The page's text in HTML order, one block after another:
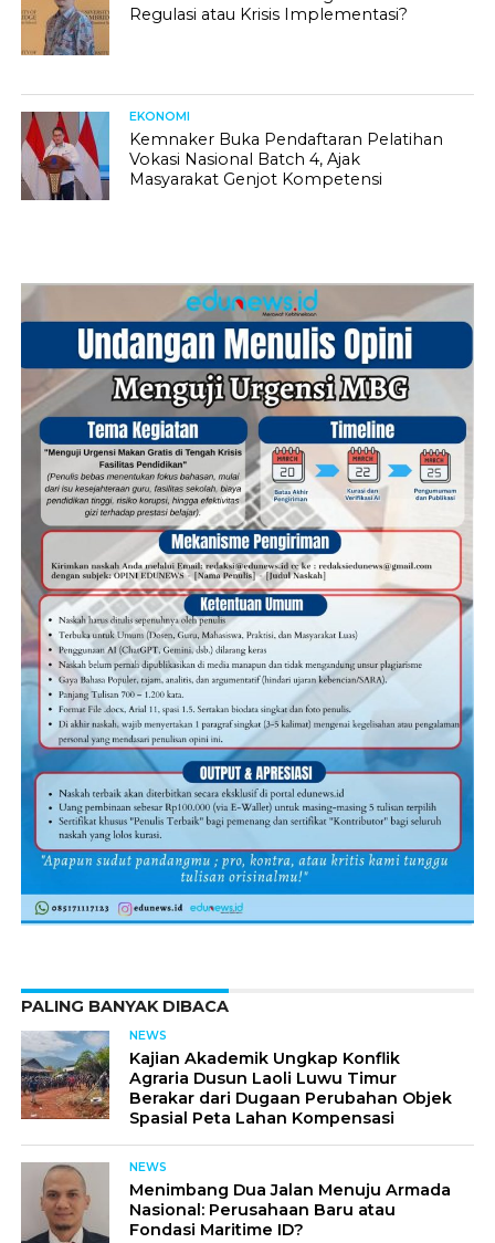
Regulasi atau Krisis Implementasi?
EKONOMI
Kemnaker Buka Pendaftaran Pelatihan
Vokasi Nasional Batch 4, Ajak
Masyarakat Genjot Kompetensi
PALING BANYAK DIBACA
NEWS
Kajian Akademik Ungkap Konflik
Agraria Dusun Laoli Luwu Timur
Berakar dari Dugaan Perubahan Objek
Spasial Peta Lahan Kompensasi
NEWS
Menimbang Dua Jalan Menuju Armada
Nasional: Perusahaan Baru atau
Fondasi Maritime ID?